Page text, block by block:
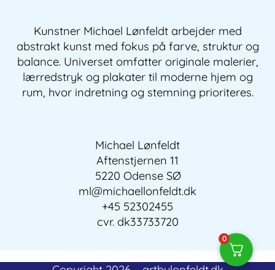
Kunstner Michael Lønfeldt arbejder med
abstrakt kunst med fokus på farve, struktur og
balance. Universet omfatter originale malerier,
lærredstryk og plakater til moderne hjem og
rum, hvor indretning og stemning prioriteres.
Michael Lønfeldt
Aftenstjernen 11
5220 Odense SØ
ml@michaellonfeldt.dk
+45 52302455
cvr. dk33733720
0